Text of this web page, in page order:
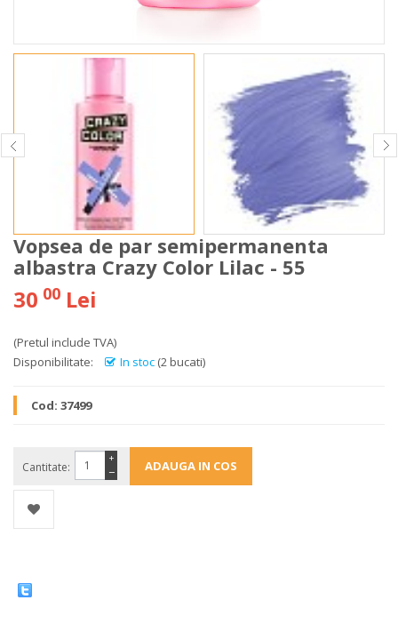
Vopsea de par semipermanenta
albastra Crazy Color Lilac - 55
30 00 Lei
(Pretul include TVA)
Disponibilitate:
In stoc (2 bucati)
Cod: 37499
Cantitate: −
+